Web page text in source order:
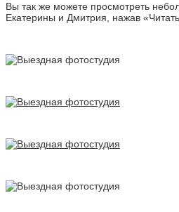
Вы так же можете просмотреть
Екатерины и Дмитрия, нажав